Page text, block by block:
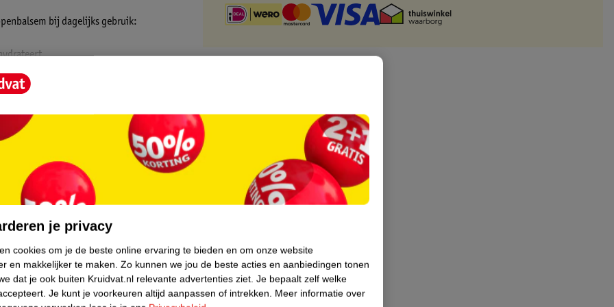
bij dagelijks gebruik:
je privacy
cookies om je de beste online ervaring te bieden en om onze website
en makkelijker te maken. Zo kunnen we jou de beste acties en aanbiedingen tonen
dat je ook buiten Kruidvat.nl relevante advertenties ziet. Je bepaalt zelf welke
Je kunt je voorkeuren altijd aanpassen of intrekken. Meer informatie over